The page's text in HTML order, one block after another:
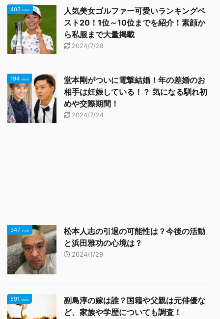
403 view
人気美女ゴルファー可愛いランキングベ
スト20！1位～10位までを紹介！素顔か
ら私服まで大量掲載
2024/7/28
194 view
堂本剛がついに電撃結婚！年の差婚のお
相手は妊娠している！？ 気になる馴れ初
めや交際期間！
2024/7/24
347 view
松本人志の引退の可能性は？今後の活動
と浜田雅功の心境は？
2024/1/29
591 view
副島淳の嫁は誰？国籍や父親は元俳優な
ど、家族や学歴についても調査！